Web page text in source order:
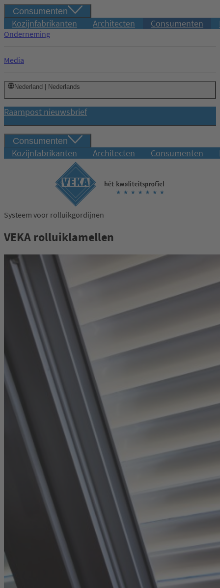
Consumenten
Kozijnfabrikanten Architecten Consumenten
Onderneming
Media
Nederland | Nederlands
Raampost nieuwsbrief
Consumenten
Kozijnfabrikanten Architecten Consumenten
Systeem voor rolluikgordijnen
VEKA rolluiklamellen